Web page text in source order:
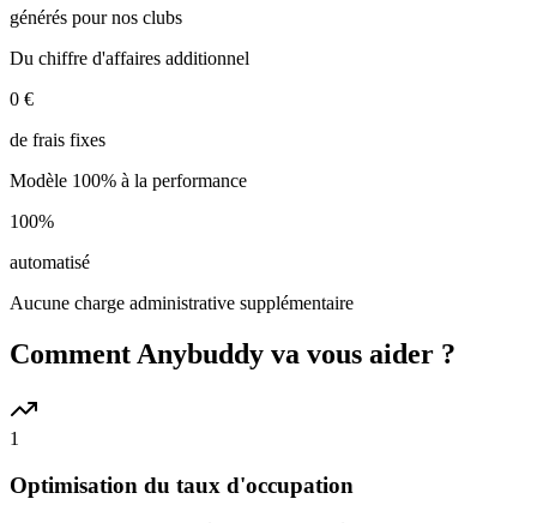
générés pour nos clubs
Du chiffre d'affaires additionnel
0 €
de frais fixes
Modèle 100% à la performance
100%
automatisé
Aucune charge administrative supplémentaire
Comment Anybuddy va vous aider ?
1
Optimisation du taux d'occupation